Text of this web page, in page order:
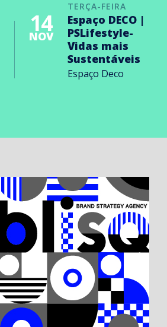
TERÇA-FEIRA
14
NOV
Espaço DECO |
PSLifestyle-
Vidas mais
Sustentáveis
Espaço Deco